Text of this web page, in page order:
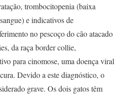
trombocitopenia (baixa
e indicativos de
no pescoço do cão atacado
da raça border collie,
para cinomose, uma doença viral
Devido a este diagnóstico, o
grave. Os dois gatos têm